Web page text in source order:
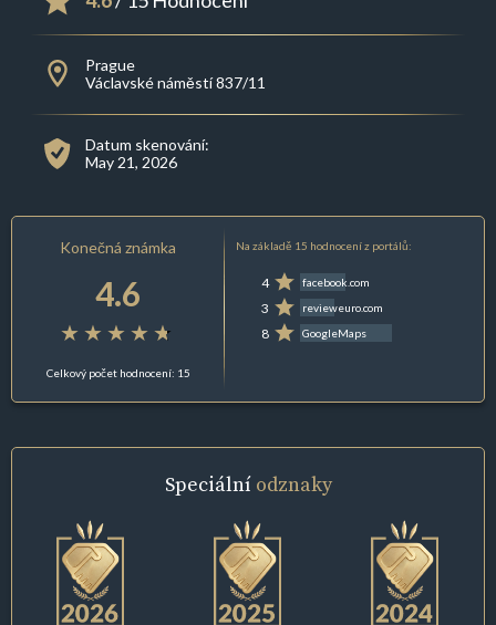
Prague
Václavské náměstí 837/11
Datum skenování:
May 21, 2026
Konečná známka
4.6
Celkový počet hodnocení: 15
Na základě 15 hodnocení z portálů:
4 facebook.com
3 revieweuro.com
8 GoogleMaps
Speciální odznaky